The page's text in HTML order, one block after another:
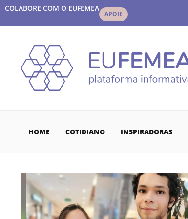
COLABORE COM O EUFEMEA
APOIE
HOME COTIDIANO INSPIRADORAS